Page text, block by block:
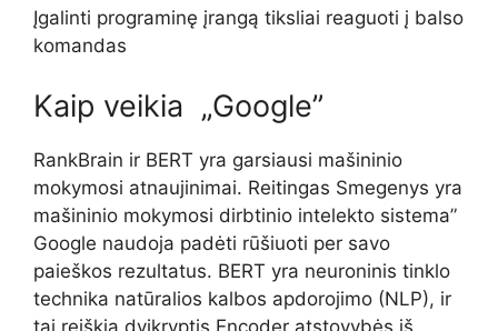
Įgalinti programinę įrangą tiksliai reaguoti į balso
komandas
Kaip veikia „Google”
RankBrain ir BERT yra garsiausi mašininio
mokymosi atnaujinimai. Reitingas Smegenys yra
mašininio mokymosi dirbtinio intelekto sistema”
Google naudoja padėti rūšiuoti per savo
paieškos rezultatus. BERT yra neuroninis tinklo
technika natūralios kalbos apdorojimo (NLP), ir
tai reiškia dvikryptis Encoder atstovybės iš